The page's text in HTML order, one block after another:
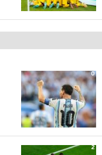
0
2